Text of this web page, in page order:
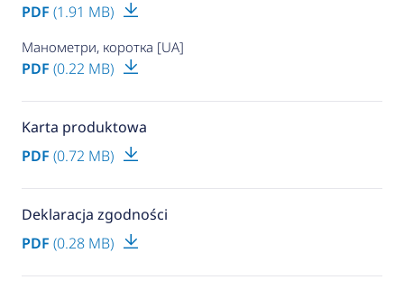
PDF (1.91 MB)
Манометри, коротка [UA]
PDF (0.22 MB)
Karta produktowa
PDF (0.72 MB)
Deklaracja zgodności
PDF (0.28 MB)